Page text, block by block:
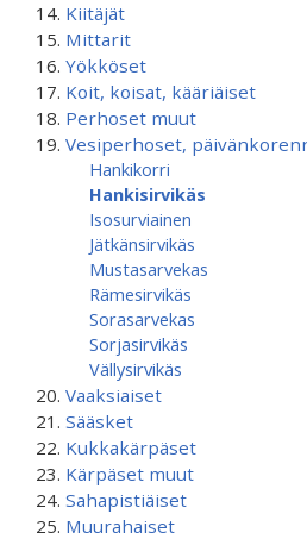
Kiitäjät
Mittarit
Yökköset
Koit, koisat, kääriäiset
Perhoset muut
Vesiperhoset,
Hankikorri
Hankisirvikäs
Isosurviainen
Jätkänsirvikäs
Mustasarvekas
Rämesirvikäs
Sorasarvekas
Sorjasirvikäs
Vällysirvikäs
Vaaksiaiset
Sääsket
Kukkakärpäset
Kärpäset muut
Sahapistiäiset
Muurahaiset